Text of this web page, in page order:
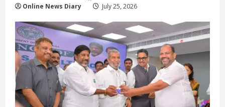
Online News Diary July 25, 2026